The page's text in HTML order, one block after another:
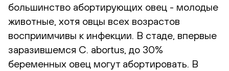
большинство абортирующих овец - молодые
животные, хотя овцы всех возрастов
восприимчивы к инфекции. В стаде, впервые
заразившемся C. abortus, до 30%
беременных овец могут абортировать. В